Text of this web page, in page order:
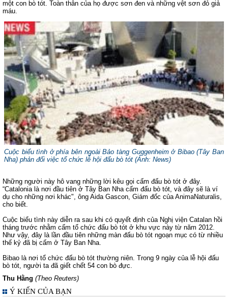
một con bò tót. Toàn thân của họ được sơn đen và những vệt sơn đỏ giả
máu.
Cuộc biểu tình ởphía bên ngoài Bảo tàng Guggenheim ở Bibao (Tây Ban
Nha) phản đối việc tổ chức lễ hội đấu bò tót (Ảnh: News)
Những người này hô vang những lời kêu gọi cấm đấu bò tót ở đây.
“Catalonia là nơi đầu tiên ở Tây Ban Nha cấm đấu bò tót, và đây sẽ là ví
dụ cho những nơi khác", ông Aida Gascon, Giám đốc của AnimaNaturalis,
cho biết.
Cuộc biểu tình này diễn ra sau khi có quyết định của Nghị viện Catalan hồi
tháng trước nhằm cấm tổ chức đấu bò tót ở khu vực này từ năm 2012.
Như vậy, đây là lần đầu tiên những màn đấu bò tót ngoạn mục có từ nhiều
thế kỷ đã bị cấm ở Tây Ban Nha.
Bibao là nơi tổ chức đấu bò tót thường niên. Trong 9 ngày của lễ hội đấu
bò tót, người ta đã giết chết 54 con bò đực.
Thu Hằng (Theo Reuters)
Ý KIẾN CỦA BẠN